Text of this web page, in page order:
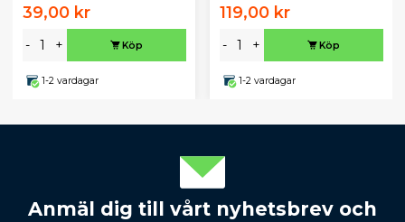
39,00 kr
- + Köp
1-2 vardagar
119,00 kr
- + Köp
1-2 vardagar
Anmäl dig till vårt nyhetsbrev och